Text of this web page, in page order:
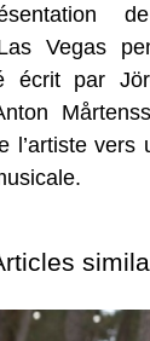
Vegas
écrit par
l’artiste vers